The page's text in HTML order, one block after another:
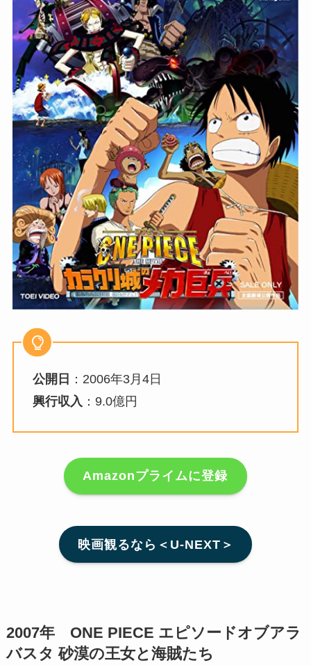
公開日 ：2006年3月4日
興行収入 ：9.0億円
Amazonプライムに登録
映画観るなら＜U-NEXT＞
2007年 ONE PIECE エピソードオブアラ
バスタ 砂漠の王女と海賊たち